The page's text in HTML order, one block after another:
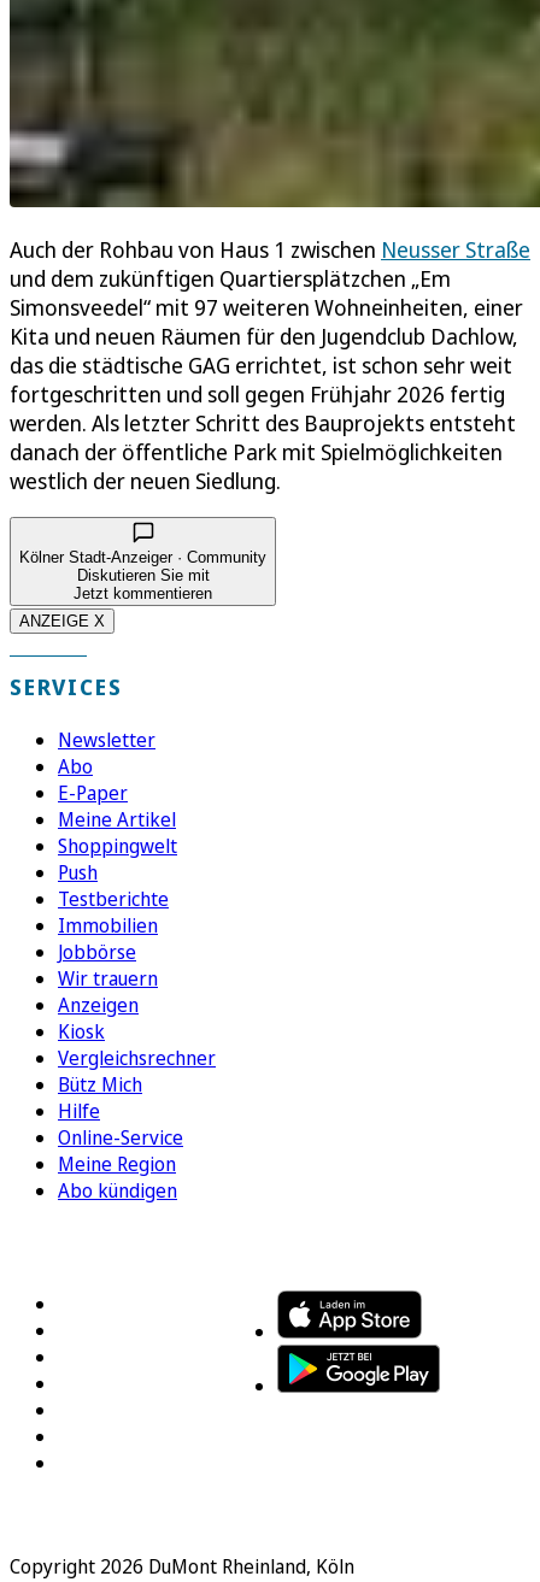
Auch der Rohbau von Haus 1 zwischen Neusser Straße
und dem zukünftigen Quartiersplätzchen „Em
Simonsveedel“ mit 97 weiteren Wohneinheiten, einer
Kita und neuen Räumen für den Jugendclub Dachlow,
das die städtische GAG errichtet, ist schon sehr weit
fortgeschritten und soll gegen Frühjahr 2026 fertig
werden. Als letzter Schritt des Bauprojekts entsteht
danach der öffentliche Park mit Spielmöglichkeiten
westlich der neuen Siedlung.
Kölner Stadt-Anzeiger · Community
Diskutieren Sie mit
Jetzt kommentieren
ANZEIGE X
SERVICES
Newsletter
Abo
E-Paper
Meine Artikel
Shoppingwelt
Push
Testberichte
Immobilien
Jobbörse
Wir trauern
Anzeigen
Kiosk
Vergleichsrechner
Bütz Mich
Hilfe
Online-Service
Meine Region
Abo kündigen
Copyright 2026 DuMont Rheinland, Köln